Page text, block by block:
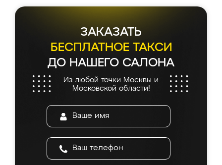
ЗАКАЗАТЬ
БЕСПЛАТНОЕ ТАКСИ
ДО НАШЕГО САЛОНА
Из любой точки Москвы и
Московской области!